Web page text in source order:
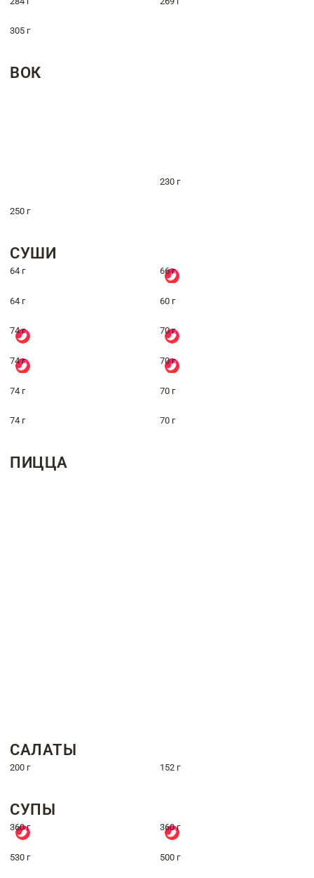
305 г
ВОК
230 г
250 г
СУШИ
64 г 66 г
64 г 60 г
74 г 70 г
74 г 70 г
74 г 70 г
74 г 70 г
ПИЦЦА
САЛАТЫ
200 г 152 г
СУПЫ
360 г 360 г
530 г 500 г